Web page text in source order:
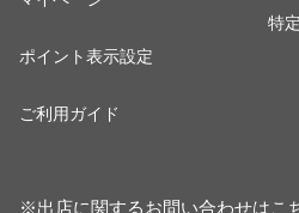
ポイント表示設定
ご利用ガイド
特
※出店に関するお問い合わせはこ